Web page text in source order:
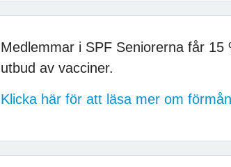
Medlemmar i SPF Seniorerna får 15
utbud av vacciner.
Klicka här för att läsa mer om